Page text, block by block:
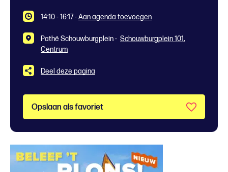
14:10 - 16:17-Aan agenda toevoegen
Pathé Schouwburgplein - Schouwburgplein 101,
Centrum
Deel deze pagina
Opslaan als favoriet